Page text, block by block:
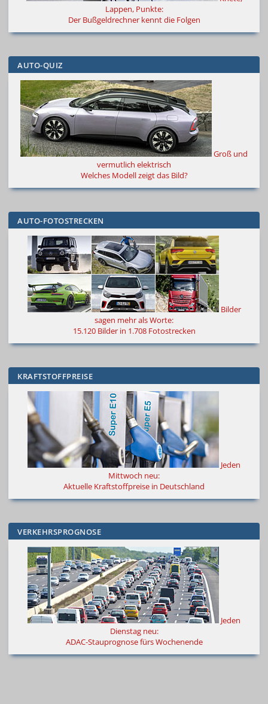
Lappen, Punkte:
Der Bußgeldrechner kennt die Folgen
AUTO-QUIZ
Groß und
vermutlich elektrisch
Welches Modell zeigt das Bild?
AUTO-FOTOSTRECKEN
Bilder
sagen mehr als Worte:
15.120 Bilder in 1.708 Fotostrecken
KRAFTSTOFFPREISE
Jeden
Mittwoch neu:
Aktuelle Kraftstoffpreise in Deutschland
VERKEHRSPROGNOSE
Jeden
Dienstag neu:
ADAC-Stauprognose fürs Wochenende